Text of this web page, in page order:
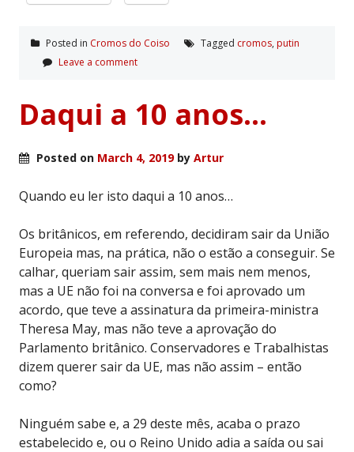
Posted in Cromos do Coiso Tagged cromos, putin
Leave a comment
Daqui a 10 anos…
Posted on March 4, 2019by Artur
Quando eu ler isto daqui a 10 anos…
Os britânicos, em referendo, decidiram sair da União
Europeia mas, na prática, não o estão a conseguir. Se
calhar, queriam sair assim, sem mais nem menos,
mas a UE não foi na conversa e foi aprovado um
acordo, que teve a assinatura da primeira-ministra
Theresa May, mas não teve a aprovação do
Parlamento britânico. Conservadores e Trabalhistas
dizem querer sair da UE, mas não assim – então
como?
Ninguém sabe e, a 29 deste mês, acaba o prazo
estabelecido e, ou o Reino Unido adia a saída ou sai